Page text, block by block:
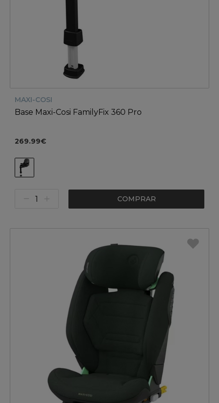
MAXI-COSI
Base Maxi-Cosi FamilyFix 360 Pro
269.99€
COMPRAR